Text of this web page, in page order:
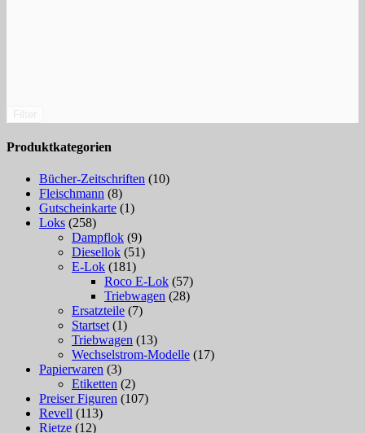
Produktkategorien
Bücher-Zeitschriften (10)
Fleischmann (8)
Gutscheinkarte (1)
Loks (258)
Dampflok (9)
Diesellok (51)
E-Lok (181)
Roco E-Lok (57)
Triebwagen (28)
Ersatzteile (7)
Startset (1)
Triebwagen (13)
Wechselstrom-Modelle (17)
Papierwaren (3)
Etiketten (2)
Preiser Figuren (107)
Revell (113)
Rietze (12)